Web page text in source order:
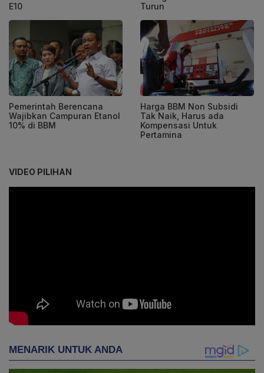
E10
Turun
Pemerintah Berencana
Wajibkan Campuran Etanol
10% di BBM
Harga BBM Non Subsidi
Tak Naik, Harus ada
Kompensasi Untuk
Pertamina
VIDEO PILIHAN